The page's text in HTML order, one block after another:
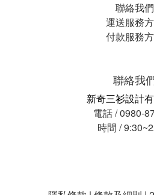
聯絡我們
運送服務
付款服務
聯絡我
新奇三衫設計
電話 / 0980-
時間 /